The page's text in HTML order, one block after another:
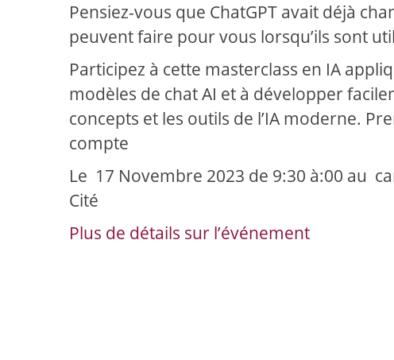
Pensiez-vous que ChatGPT avait déjà
peuvent faire pour vous lorsqu’ils sont
Participez à cette masterclass en IA
modèles de chat AI et à développer
concepts et les outils de l’IA moderne.
compte
Le 17 Novembre 2023 de 9:30 à:00 au
Cité
Plus de détails sur l’événement